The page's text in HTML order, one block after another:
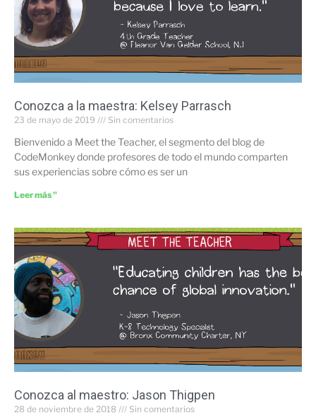
Conozca a la maestra: Kelsey Parrasch
23 de mayo de 2019 Sin comentarios
Bienvenido a Meet the Teacher, el segmento del blog de
CodeMonkey donde profesores de todo el mundo comparten
sus experiencias sobre cómo es ser un
Leer más "
Conozca al maestro: Jason Thigpen
28 de noviembre de 2018 Sin comentarios